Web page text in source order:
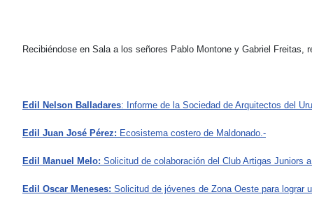
Recibiéndose en Sala a los señores Pablo Montone y Gabriel Freitas,
Edil Nelson Balladares: Informe de la Sociedad de Arquitectos del
Edil Juan José Pérez: Ecosistema costero de Maldonado.-
Edil Manuel Melo: Solicitud de colaboración del Club Artigas Juniors
Edil Oscar Meneses: Solicitud de jóvenes de Zona Oeste para lograr